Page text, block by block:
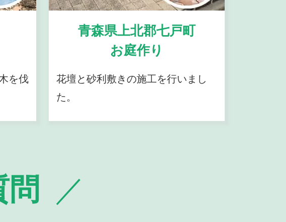
を伐
青森県上北郡七戸町
お庭作り
花壇と砂利敷きの施工を行いまし
た。
問